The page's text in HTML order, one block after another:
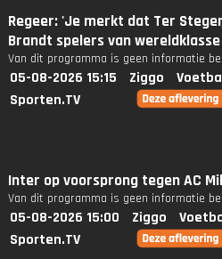
Regeer: 'Je merkt dat Ter
Brandt spelers van
Van dit programma is geen informatie
05-08-2026 15:15 Ziggo
Sporten.TV
Inter op voorsprong tegen AC
Van dit programma is geen informatie
05-08-2026 15:00 Ziggo
Sporten.TV